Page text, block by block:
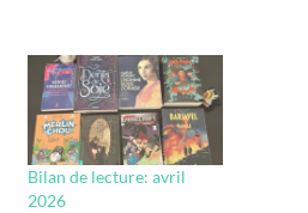
Bilan de lecture: avril
2026